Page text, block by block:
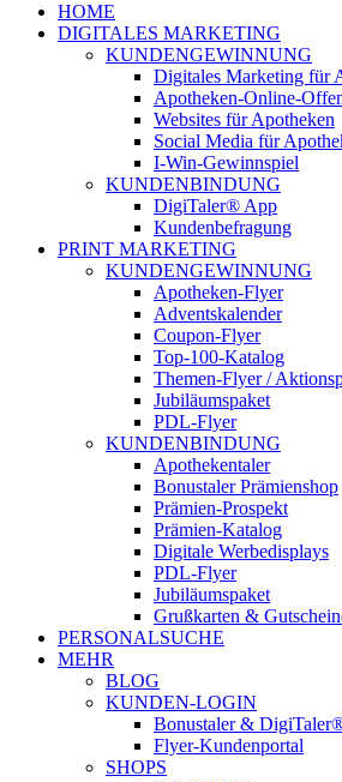
HOME
DIGITALES MARKETING
KUNDENGEWINNUNG
Digitales Marketing für
Apotheken-Online-
Websites für Apotheken
Social Media für
I-Win-Gewinnspiel
KUNDENBINDUNG
DigiTaler® App
Kundenbefragung
PRINT MARKETING
KUNDENGEWINNUNG
Apotheken-Flyer
Adventskalender
Coupon-Flyer
Top-100-Katalog
Themen-Flyer /
Jubiläumspaket
PDL-Flyer
KUNDENBINDUNG
Apothekentaler
Bonustaler Prämienshop
Prämien-Prospekt
Prämien-Katalog
Digitale Werbedisplays
PDL-Flyer
Jubiläumspaket
Grußkarten &
PERSONALSUCHE
MEHR
BLOG
KUNDEN-LOGIN
Bonustaler &
Flyer-Kundenportal
SHOPS